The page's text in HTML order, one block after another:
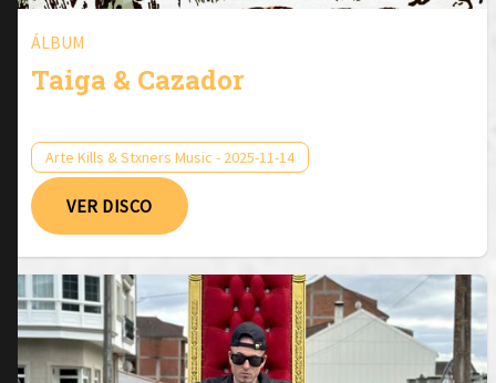
ÁLBUM
Taiga & Cazador
Arte Kills & Stxners Music - 2025-11-14
VER DISCO